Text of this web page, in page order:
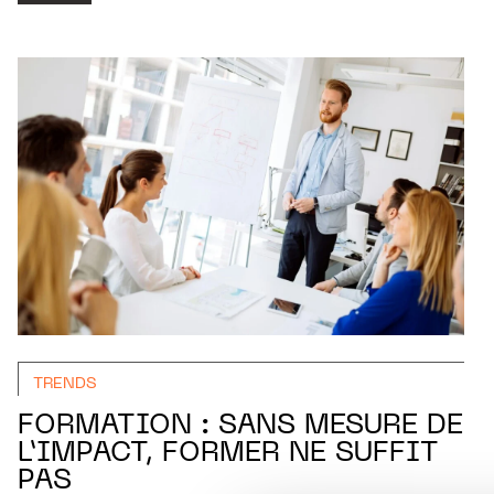
TRENDS
FORMATION : SANS MESURE DE
L’IMPACT, FORMER NE SUFFIT
PAS